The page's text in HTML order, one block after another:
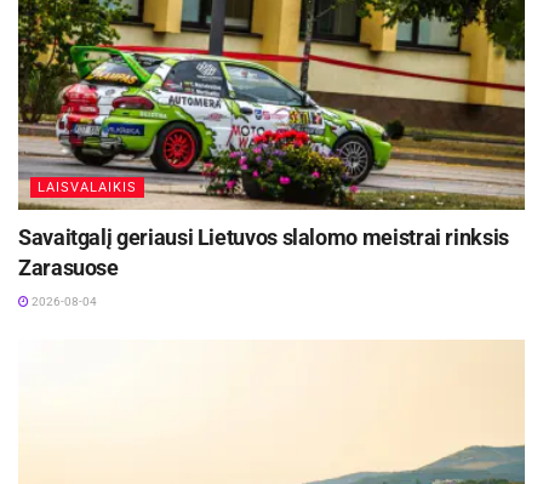
Žymos: Panevėžio sporto centras Rankinis
LAISVALAIKIS
Savaitgalį geriausi Lietuvos slalomo meistrai rinksis
Zarasuose
2026-08-04